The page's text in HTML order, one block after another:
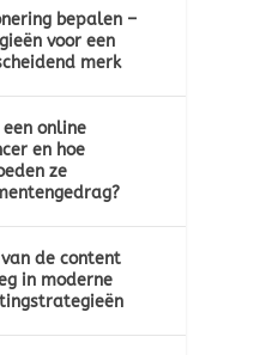
bepalen –
voor een
merk
online
en hoe
ze
de content
in moderne